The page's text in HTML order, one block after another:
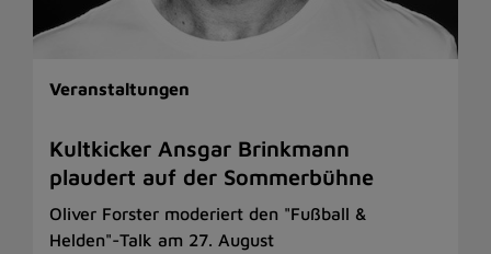
Veranstaltungen
Kultkicker Ansgar Brinkmann
plaudert auf der Sommerbühne
Oliver Forster moderiert den "Fußball &
Helden"-Talk am 27. August